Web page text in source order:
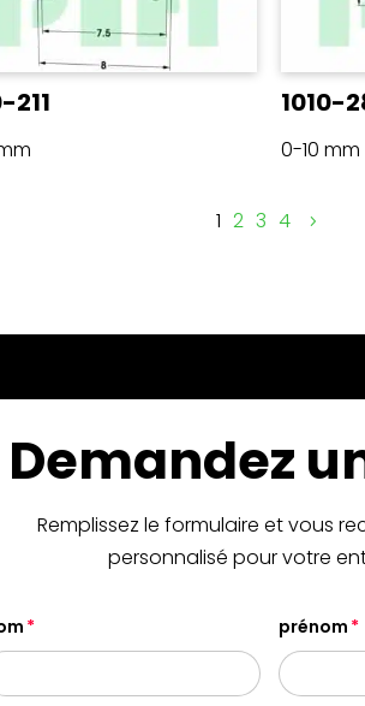
211 1010-
0-10 mm
1 2 3 4
Demandez
Remplissez le formulaire et vous
personnalisé pour votre
prénom